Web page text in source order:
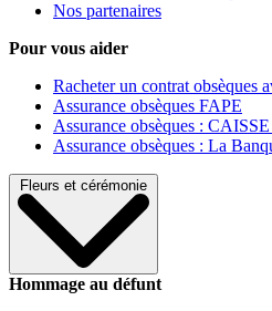
Nos partenaires
Pour vous aider
Racheter un contrat obsèques
Assurance obsèques FAPE
Assurance obsèques :
Assurance obsèques : La
Fleurs et cérémonie
Hommage au défunt